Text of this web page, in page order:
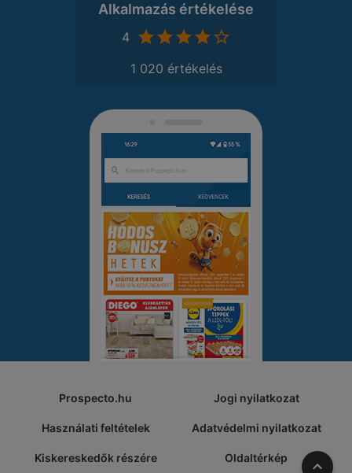
Alkalmazás értékelése
4
1 020 értékelés
Prospecto.hu Jogi nyilatkozat
Használati feltételek Adatvédelmi nyilatkozat
Kiskereskedők részére Oldaltérkép A